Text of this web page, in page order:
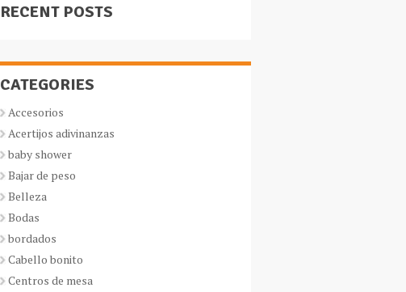
RECENT POSTS
CATEGORIES
Accesorios
Acertijos adivinanzas
baby shower
Bajar de peso
Belleza
Bodas
bordados
Cabello bonito
Centros de mesa